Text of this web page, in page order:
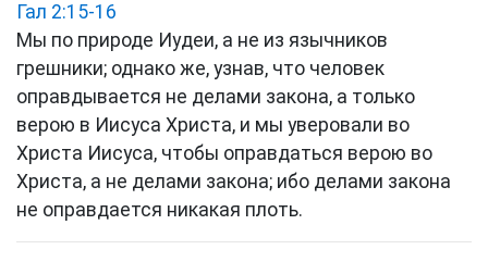
Гал 2:15-16
Мы по природе Иудеи, а не из язычников
грешники; однако же, узнав, что человек
оправдывается не делами закона, а только
верою в Иисуса Христа, и мы уверовали во
Христа Иисуса, чтобы оправдаться верою во
Христа, а не делами закона; ибо делами закона
не оправдается никакая плоть.